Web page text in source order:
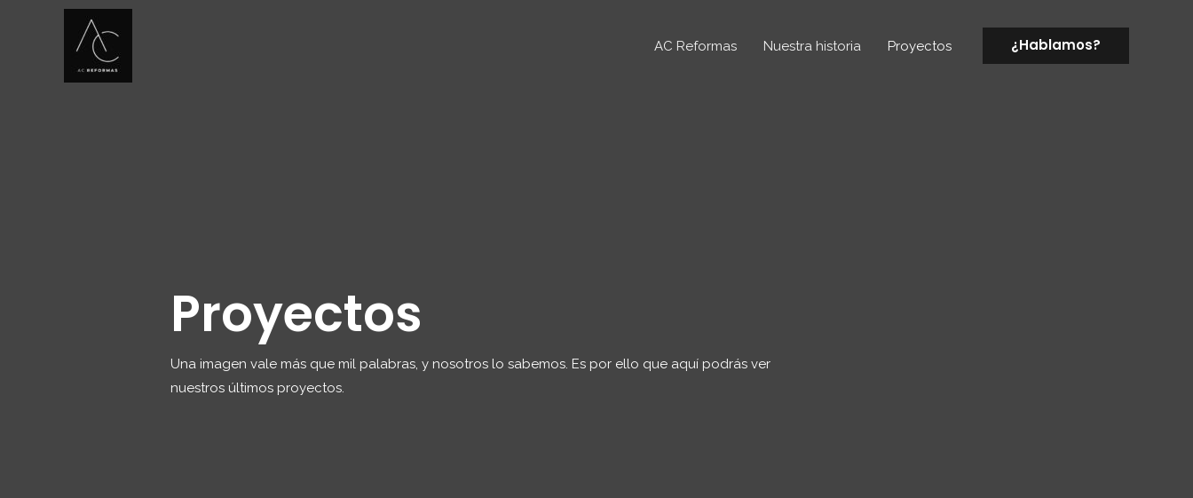
AC Reformas Nuestra historia Proyectos ¿Hablamos?
Proyectos​
Una imagen vale más que mil palabras, y nosotros lo sabemos. Es por ello que aquí podrás ver
nuestros últimos proyectos.